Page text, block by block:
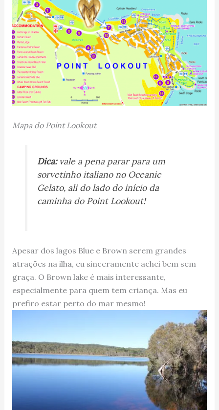
Mapa do Point Lookout
Dica:vale a pena parar para um
sorvetinho italiano no Oceanic
Gelato, ali do lado do início da
caminha do Point Lookout!
Apesar dos lagos Blue e Brown serem grandes
atrações na ilha, eu sinceramente achei bem sem
graça. O Brown lake é mais interessante,
especialmente para quem tem criança. Mas eu
prefiro estar perto do mar mesmo!